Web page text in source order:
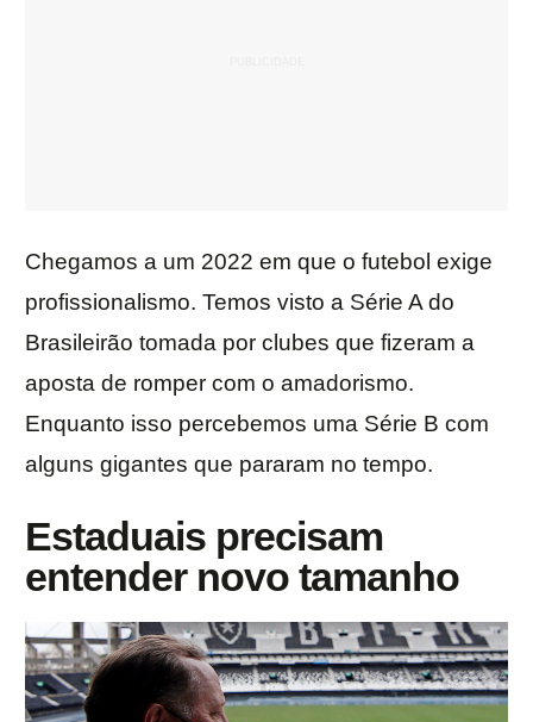
Chegamos a um 2022 em que o futebol exige
profissionalismo. Temos visto a Série A do
Brasileirão tomada por clubes que fizeram a
aposta de romper com o amadorismo.
Enquanto isso percebemos uma Série B com
alguns gigantes que pararam no tempo.
Estaduais precisam
entender novo tamanho